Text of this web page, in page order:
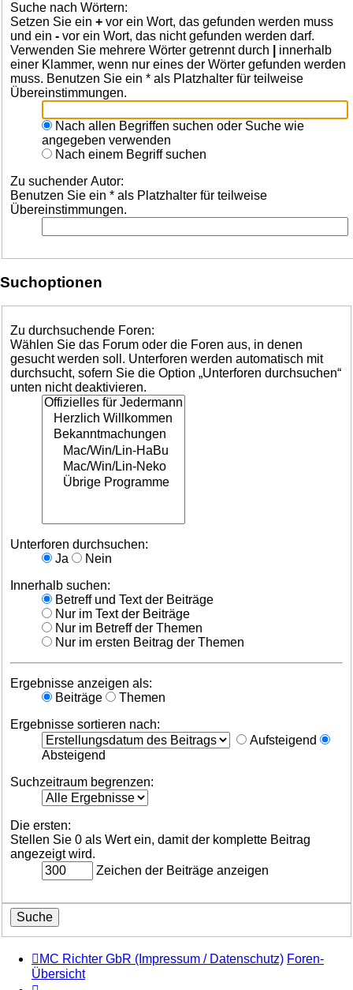
Suche nach Wörtern:
Setzen Sie ein + vor ein Wort, das gefunden werden muss
und ein - vor ein Wort, das nicht gefunden werden darf.
Verwenden Sie mehrere Wörter getrennt durch
innerhalb
einer Klammer, wenn nur eines der Wörter gefunden werden
muss. Benutzen Sie ein * als Platzhalter für teilweise
Übereinstimmungen.
Nach allen Begriffen suchen oder Suche wie
angegeben verwenden
Nach einem Begriff suchen
Zu suchender Autor:
Benutzen Sie ein * als Platzhalter für teilweise
Übereinstimmungen.
Suchoptionen
Zu durchsuchende Foren:
Wählen Sie das Forum oder die Foren aus, in denen
gesucht werden soll. Unterforen werden automatisch mit
durchsucht, sofern Sie die Option „Unterforen durchsuchen“
unten nicht deaktivieren.
Unterforen durchsuchen:
Ja
Nein
Innerhalb suchen:
Betreff und Text der Beiträge
Nur im Text der Beiträge
Nur im Betreff der Themen
Nur im ersten Beitrag der Themen
Ergebnisse anzeigen als:
Beiträge
Themen
Ergebnisse sortieren nach:
Aufsteigend
Absteigend
Suchzeitraum begrenzen:
Die ersten:
Stellen Sie 0 als Wert ein, damit der komplette Beitrag
angezeigt wird.
Zeichen der Beiträge anzeigen
MC Richter GbR (Impressum / Datenschutz) Foren-
Übersicht